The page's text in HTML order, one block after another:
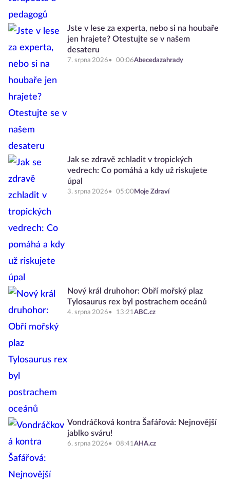
Jste v lese za experta, nebo si na houbaře
jen hrajete? Otestujte se v našem
desateru
7. srpna 2026 00:06Abecedazahrady
Jak se zdravě zchladit v tropických
vedrech: Co pomáhá a kdy už riskujete
úpal
3. srpna 2026 05:00 Moje Zdraví
Nový král druhohor: Obří mořský plaz
Tylosaurus rex byl postrachem oceánů
4. srpna 2026 13:21ABC.cz
Vondráčková kontra Šafářová: Nejnovější
jablko sváru!
6. srpna 2026 08:41AHA.cz